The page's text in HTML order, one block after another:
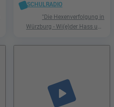
SCHULRADIO
"Die Hexenverfolgung in
Würzburg - Wi(e)der Hass und
play_arrow